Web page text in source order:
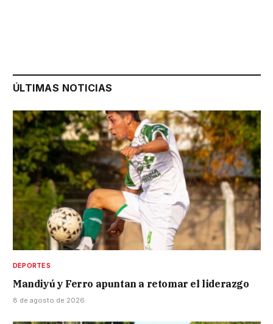
ÚLTIMAS NOTICIAS
DEPORTES
Mandiyú y Ferro apuntan a retomar el liderazgo
8 de agosto de 2026